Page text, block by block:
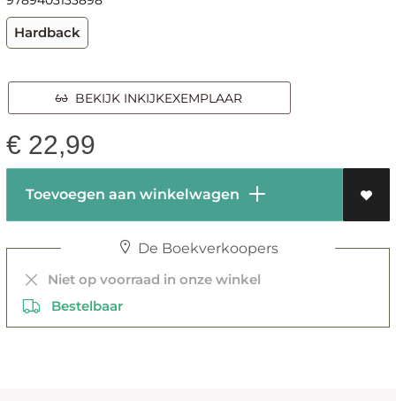
Hardback
BEKIJK INKIJKEXEMPLAAR
€ 22,99
Toevoegen aan winkelwagen
De Boekverkoopers
Niet op voorraad in onze winkel
Bestelbaar